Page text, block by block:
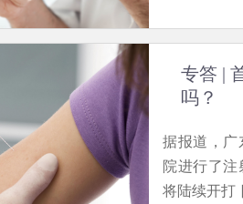
专答 |
吗？
据报道，广
院进行了
将陆续开